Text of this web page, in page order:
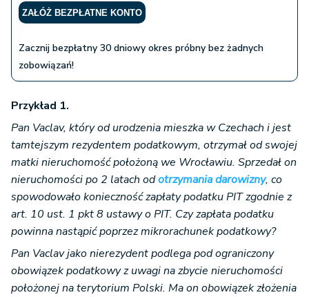
ZAŁÓŻ BEZPŁATNE KONTO
Zacznij bezpłatny 30 dniowy okres próbny bez żadnych
zobowiązań!
Przykład 1.
Pan Vaclav, który od urodzenia mieszka w Czechach i jest
tamtejszym rezydentem podatkowym, otrzymał od swojej
matki nieruchomość położoną we Wrocławiu. Sprzedał on
nieruchomości po 2 latach odotrzymania darowizny, co
spowodowało konieczność zapłaty podatku PIT zgodnie z
art. 10 ust. 1 pkt 8 ustawy o PIT. Czy zapłata podatku
powinna nastąpić poprzez mikrorachunek podatkowy?
Pan Vaclav jako nierezydent podlega pod ograniczony
obowiązek podatkowy z uwagi na zbycie nieruchomości
położonej na terytorium Polski. Ma on obowiązek złożenia